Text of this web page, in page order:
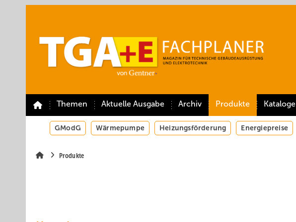
Themen Aktuelle Ausgabe Archiv Produkte Kataloge
GModG Wärmepumpe Heizungsförderung Energiepreise
Produkte